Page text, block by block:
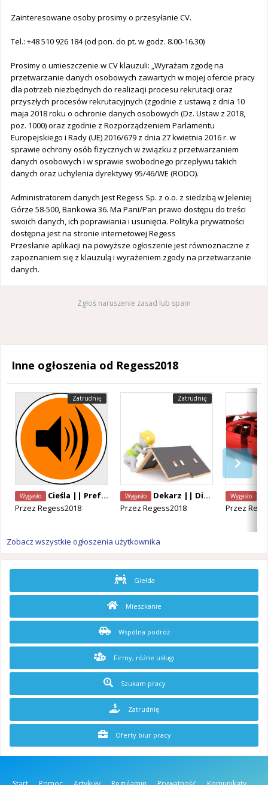
Zainteresowane osoby prosimy o przesyłanie CV.
Tel.: +48 510 926 184 (od pon. do pt. w godz. 8.00-16.30)
Prosimy o umieszczenie w CV klauzuli: „Wyrażam zgodę na
przetwarzanie danych osobowych zawartych w mojej ofercie pracy
dla potrzeb niezbędnych do realizacji procesu rekrutacji oraz
przyszłych procesów rekrutacyjnych (zgodnie z ustawą z dnia 10
maja 2018 roku o ochronie danych osobowych (Dz. Ustaw z 2018,
poz. 1000) oraz zgodnie z Rozporządzeniem Parlamentu
Europejskiego i Rady (UE) 2016/679 z dnia 27 kwietnia 2016 r. w
sprawie ochrony osób fizycznych w związku z przetwarzaniem
danych osobowych i w sprawie swobodnego przepływu takich
danych oraz uchylenia dyrektywy 95/46/WE (RODO).
Administratorem danych jest Regess Sp. z o.o. z siedzibą w Jeleniej
Górze 58-500, Bankowa 36. Ma Pani/Pan prawo dostępu do treści
swoich danych, ich poprawiania i usunięcia. Polityka prywatności
dostępna jest na stronie internetowej Regess
Przesłanie aplikacji na powyższe ogłoszenie jest równoznaczne z
zapoznaniem się z klauzulą i wyrażeniem zgody na przetwarzanie
danych.
Zgłoś naruszenie zasad lub spam
Inne ogłoszenia od Regess2018
Zatrudnię
Wygasło
Cieśla || Prefabrykaty || Niemcy
Przez Regess2018
Zatrudnię
Wygasło
Dekarz || Diest
Przez Regess2018
Wygasło
Przez
Zobacz wszystkie ogłoszenia użytkownika
Giełda
Mieszkanie
Wspólna podróż
Firmy, różne usługi
Szukam pracy
Zatrudnię
Oferty biur pracy